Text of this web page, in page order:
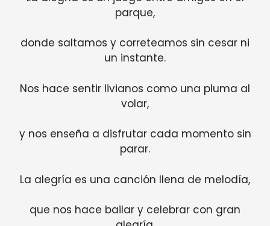
parque,
donde saltamos y correteamos sin cesar ni
un instante.
Nos hace sentir livianos como una pluma al
volar,
y nos enseña a disfrutar cada momento sin
parar.
La alegría es una canción llena de melodía,
que nos hace bailar y celebrar con gran